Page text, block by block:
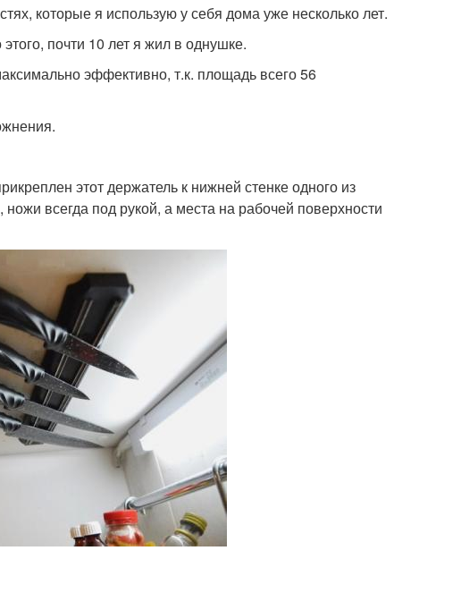
которые я использую у себя дома уже несколько лет.
почти 10 лет я жил в однушке.
эффективно, т.к. площадь всего 56
этот держатель к нижней стенке одного из
всегда под рукой, а места на рабочей поверхности